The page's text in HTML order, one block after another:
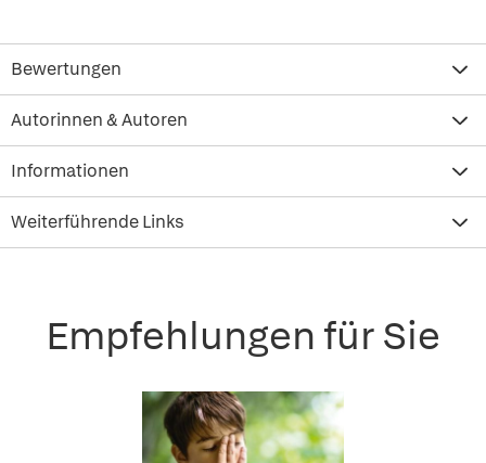
Bewertungen
Autorinnen & Autoren
Informationen
Weiterführende Links
Empfehlungen für Sie